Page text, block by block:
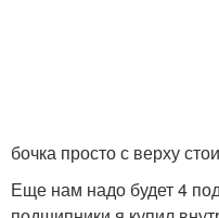
бочка просто с верху
Еще нам надо будет 4